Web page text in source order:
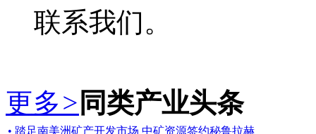
联系我们。
更多> 同类产业头条
• 踏足南美洲矿产开发市场 中矿资源签约秘鲁拉赫